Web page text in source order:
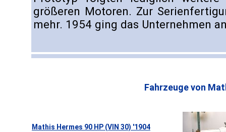
größeren Motoren. Zur
mehr. 1954 ging das Unternehmen
Fahrzeuge von
Mathis Hermes 90 HP (VIN 30) '1904